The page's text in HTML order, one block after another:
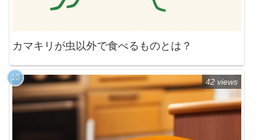
カマキリが虫以外で食べるものとは？
42 views